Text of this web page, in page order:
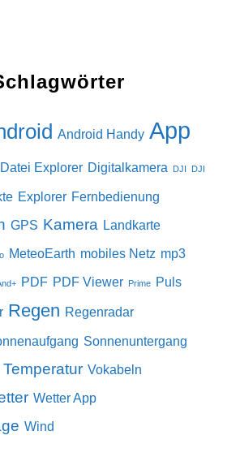
Android Handy App
Datei Explorer Digitalkamera DJI DJI
Explorer Fernbedienung
GPS Kamera Landkarte
MeteoEarth mobiles Netz mp3
PDF PDF Viewer Prime Puls
Regen Regenradar
Sonnenuntergang
Temperatur Vokabeln
Wetter App
Wind